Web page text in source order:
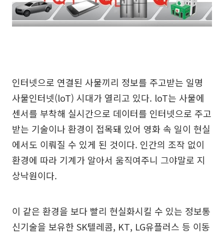
인터넷으로 연결된 사물끼리 정보를 주고받는 일명
사물인터넷(loT) 시대가 열리고 있다. loT는 사물에
센서를 부착해 실시간으로 데이터를 인터넷으로 주고
받는 기술이나 환경이 접목돼 있어 영화 속 일이 현실
에서도 이뤄질 수 있게 된 것이다. 인간의 조작 없이
환경에 따라 기계가 알아서 움직여주니 그야말로 지
상낙원이다.
이 같은 환경을 보다 빨리 현실화시킬 수 있는 정보통
신기술을 보유한 SK텔레콤, KT, LG유플러스 등 이동